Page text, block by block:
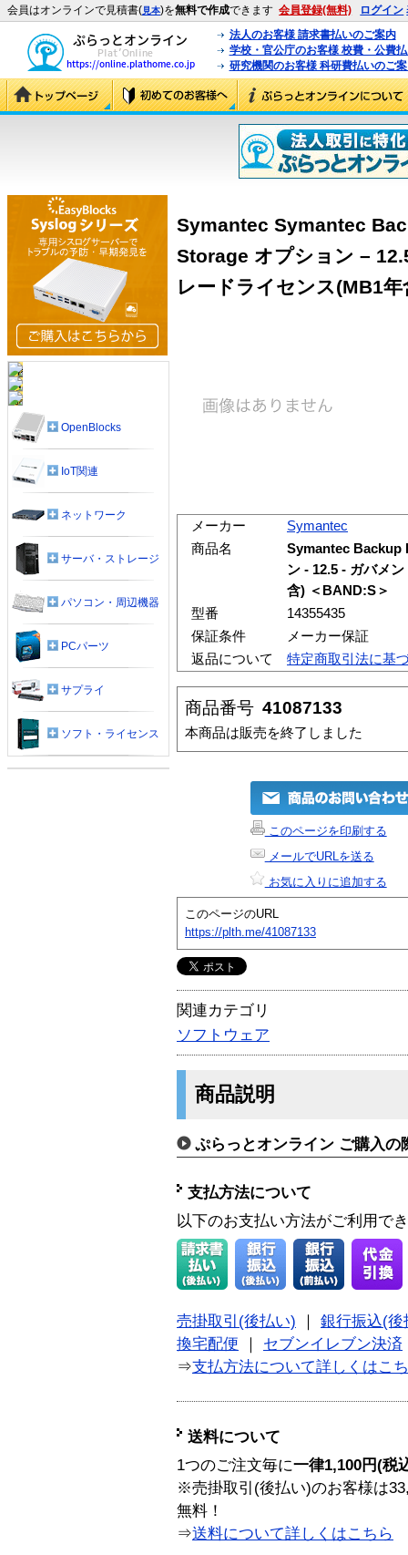
会員はオンラインで見積書(見本)を無料で作成できます 会員登録(無料) ログイン
法人のお客様 請求書払いのご案内
学校・官公庁のお客様 校費・公費
研究機関のお客様 科研費払いのご
Symantec Symantec
Storage オプション –
レードライセンス(MB1
メーカー
Symantec
商品名
Symantec Backup
ン - 12.5 - ガバメ
含) ＜BAND:S＞
型番
14355435
保証条件
メーカー保証
返品について
特定商取引法に基
商品番号 41087133
本商品は販売を終了しました
このページを印刷する
メールでURLを送る
お気に入りに追加する
このページのURL
https://plth.me/41087133
関連カテゴリ
ソフトウェア
商品説明
ぷらっとオンライン ご購入の
支払方法について
以下のお支払い方法がご利用で
売掛取引(後払い)
銀行振込(後
換宅配便
セブンイレブン決済
⇒支払方法について詳しくはこ
送料について
1つのご注文毎に一律1,100円(税
※売掛取引(後払い)のお客様は
無料！
⇒送料について詳しくはこちら
OpenBlocks
IoT関連
ネットワーク
サーバ・ストレージ
パソコン・周辺機器
PCパーツ
サプライ
ソフト・ライセンス